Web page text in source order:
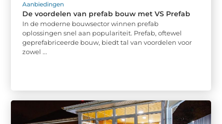
Aanbiedingen
De voordelen van prefab bouw met VS Prefab
In de moderne bouwsector winnen prefab
oplossingen snel aan populariteit. Prefab, oftewel
geprefabriceerde bouw, biedt tal van voordelen voor
zowel ...